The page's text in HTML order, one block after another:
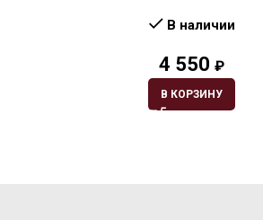
В наличии
4 550 ₽
В КОРЗИНУ